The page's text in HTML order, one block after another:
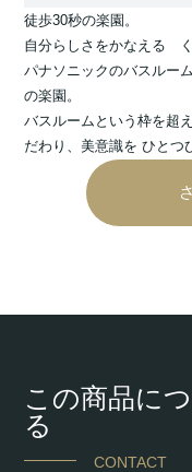
徒歩30秒の楽園。
自分らしさをかなえる く
パナソニックのバスルー
の楽園。
バスルームという枠を超
だわり、美意識を ひとつ
この商品に
る
CONTACT